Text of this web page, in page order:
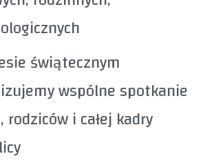
świątecznym
wspólne spotkanie
rodziców i całej kadry